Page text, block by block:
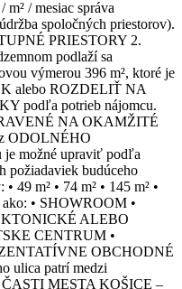
/ mesiac správa
spoločných priestorov).
PRIESTORY 2.
podlaží sa
výmerou 396 m², ktoré je
alebo ROZDELIŤ NA
podľa potrieb nájomcu.
NA OKAMŽITÉ
ODOLNÉHO
možné upraviť podľa
požiadaviek budúceho
49 m² • 74 m² • 145 m² •
ako: • SHOWROOM •
ALEBO
CENTRUM •
OBCHODNÉ
ulica patrí medzi
MESTA KOŠICE –